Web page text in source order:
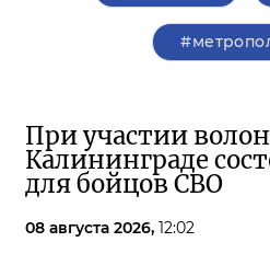
При участии
Калининграде
для бойцов СВО
08 августа 2026, 12:02